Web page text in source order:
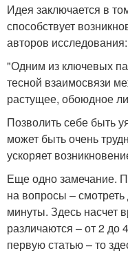
Идея заключается в
способствует
авторов исследования:
"Одним из ключевых
тесной взаимосвязи
растущее, обоюдное
Позволить себе быть
может быть очень
ускоряет
Еще одно замечание.
на вопросы – смотреть
минуты. Здесь насчет
различаются – от 2 до
первую статью – то